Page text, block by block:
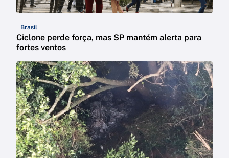
Brasil
Ciclone perde força, mas SP mantém alerta para
fortes ventos